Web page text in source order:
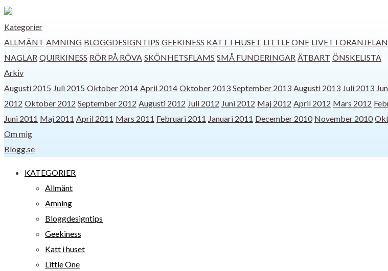
Kategorier
ALLMÄNT AMNING BLOGGDESIGNTIPS GEEKINESS KATT I HUSET LITTLE ONE LIVET I
NAGLAR QUIRKINESS RÖR PÅ RÖVA SKÖNHETSFLAMS SMÅ FUNDERINGAR ÄTBART ÖNSKELISTA
Arkiv
Augusti 2015 Juli 2015 Oktober 2014 April 2014 Oktober 2013 September 2013 Augusti 2013 Juli 2013
2012 Oktober 2012 September 2012 Augusti 2012 Juli 2012 Juni 2012 Maj 2012 April 2012 Mars 2012
Juni 2011 Maj 2011 April 2011 Mars 2011 Februari 2011 Januari 2011 December 2010 November 2010
Om mig
Blogg.se
KATEGORIER
Allmänt
Amning
Bloggdesigntips
Geekiness
Katt i huset
Little One